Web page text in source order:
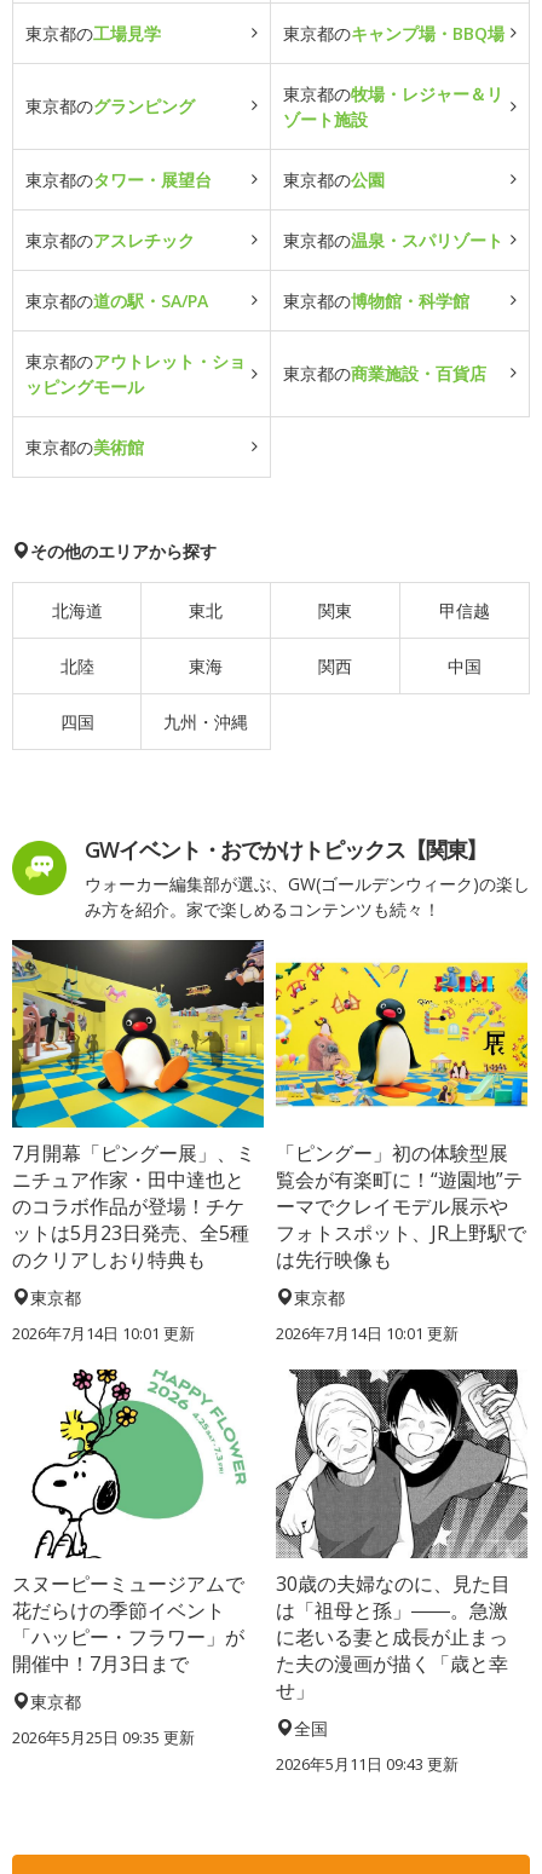
東京都の工場見学 東京都のキャンプ場・BBQ場
東京都のグランピング
東京都の牧場・レジャー＆リ
ゾート施設
東京都のタワー・展望台 東京都の公園
東京都のアスレチック 東京都の温泉・スパリゾート
東京都の道の駅・SA/PA 東京都の博物館・科学館
東京都のアウトレット・ショ
ッピングモール
東京都の商業施設・百貨店
東京都の美術館
その他のエリアから探す
北海道 東北 関東 甲信越
北陸 東海 関西 中国
四国 九州・沖縄
GWイベント・おでかけトピックス【関東】
ウォーカー編集部が選ぶ、GW(ゴールデンウィーク)の楽し
み方を紹介。家で楽しめるコンテンツも続々！
7月開幕「ピングー展」、ミ
ニチュア作家・田中達也と
のコラボ作品が登場！チケ
ットは5月23日発売、全5種
のクリアしおり特典も
東京都
2026年7月14日 10:01 更新
「ピングー」初の体験型展
覧会が有楽町に！“遊園地”テ
ーマでクレイモデル展示や
フォトスポット、JR上野駅で
は先行映像も
東京都
2026年7月14日 10:01 更新
スヌーピーミュージアムで
花だらけの季節イベント
「ハッピー・フラワー」が
開催中！7月3日まで
東京都
2026年5月25日 09:35 更新
30歳の夫婦なのに、見た目
は「祖母と孫」――。急激
に老いる妻と成長が止まっ
た夫の漫画が描く「歳と幸
せ」
全国
2026年5月11日 09:43 更新